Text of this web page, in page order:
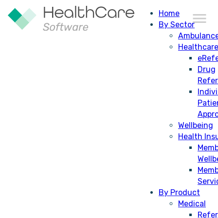
Home
By Sector
Healthcare
Drug
Wellbeing
Health
By Product
Medical